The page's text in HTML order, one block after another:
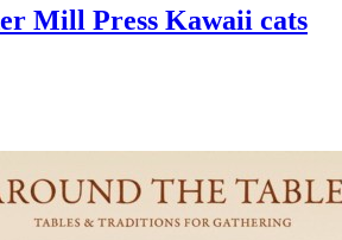
Mill Press Kawaii cats